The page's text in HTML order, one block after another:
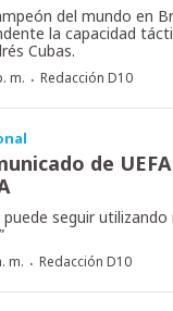
del mundo en
la capacidad
Cubas.
m. · Redacción D10
de UEFA
puede seguir
m. · Redacción D10